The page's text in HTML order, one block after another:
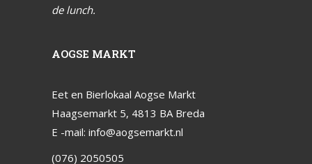
de lunch.
AOGSE MARKT
Eet en Bierlokaal Aogse Markt
Haagsemarkt 5, 4813 BA Breda
E -mail: info@aogsemarkt.nl
(076) 2050505